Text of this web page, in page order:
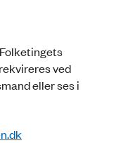
ved
eller ses i